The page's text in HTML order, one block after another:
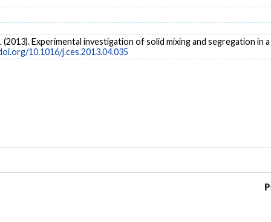
(2013). Experimental investigation of solid mixing and segregation in
10.1016/j.ces.2013.04.035